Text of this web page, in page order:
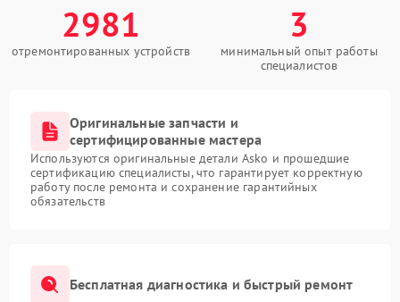
2981
отремонтированных устройств
3
минимальный опыт работы
специалистов
Оригинальные запчасти и
сертифицированные мастера
Используются оригинальные детали Asko и прошедшие
сертификацию специалисты, что гарантирует корректную
работу после ремонта и сохранение гарантийных
обязательств
Бесплатная диагностика и быстрый ремонт